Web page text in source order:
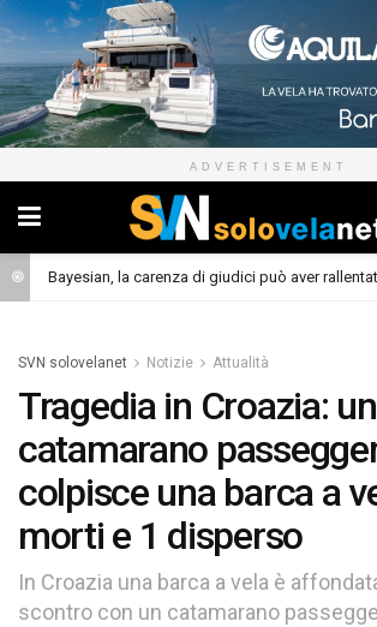
ADVERTISEMENT
SVN solovelanet Notizie Attualità
Tragedia in Croazia: un
catamarano
colpisce una barca a
morti e 1 disperso
In Croazia una barca a vela è
scontro con un catamarano